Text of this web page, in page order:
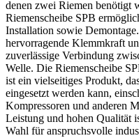
denen zwei Riemen benötigt
Riemenscheibe SPB
Installation sowie
hervorragende Klemmkraft
zuverlässige Verbindung
Welle. Die Riemenscheibe
ist ein vielseitiges Produkt,
eingesetzt werden kann,
Kompressoren und anderen
Leistung und hohen Qualität
Wahl für anspruchsvolle